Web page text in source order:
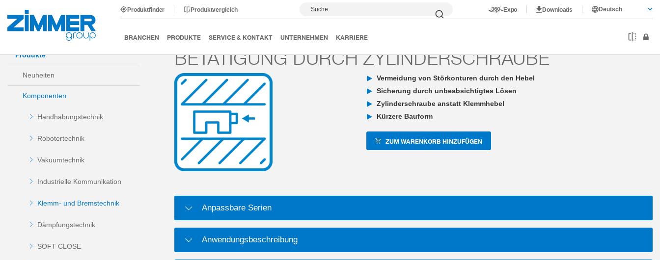
Produktfinder Produktvergleich Suche Expo Downloads Deutsch
BRANCHEN PRODUKTE SERVICE & KONTAKT UNTERNEHMEN KARRIERE
Start Produkte Komponenten Klemm- und Bremstechnik Klemm- und Bremselemente Individualisierungen Betätigung durch Zylinderschraube
Produkte
Neuheiten
Komponenten
Handhabungstechnik
Robotertechnik
Vakuumtechnik
Industrielle Kommunikation
Klemm- und Bremstechnik
Dämpfungstechnik
SOFT CLOSE
BETÄTIGUNG DURCH ZYLINDERSCHRAUBE
Vermeidung von Störkonturen durch den Hebel
Sicherung durch unbeabsichtigtes Lösen
Zylinderschraube anstatt Klemmhebel
Kürzere Bauform
ZUM WARENKORB HINZUFÜGEN
Anpassbare Serien
Anwendungsbeschreibung